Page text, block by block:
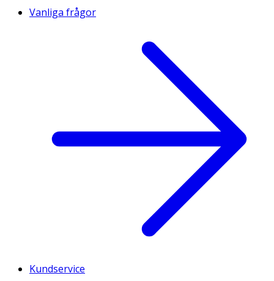
Vanliga frågor
Kundservice